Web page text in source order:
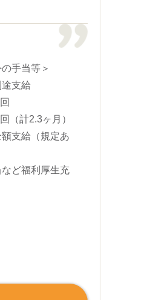
手当等＞
支給
（計2.3ヶ月）
支給（規定あ
ど福利厚生充